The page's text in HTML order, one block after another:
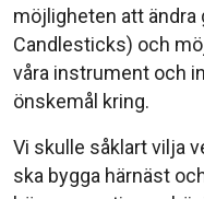
möjligheten att ändra
Candlesticks) och
våra instrument och
önskemål kring.
Vi skulle såklart vilja
ska bygga härnäst